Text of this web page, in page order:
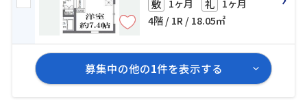
敷 1ヶ月 礼 1ヶ月
4階 / 1R / 18.05㎡
募集中の他の1件を表示する